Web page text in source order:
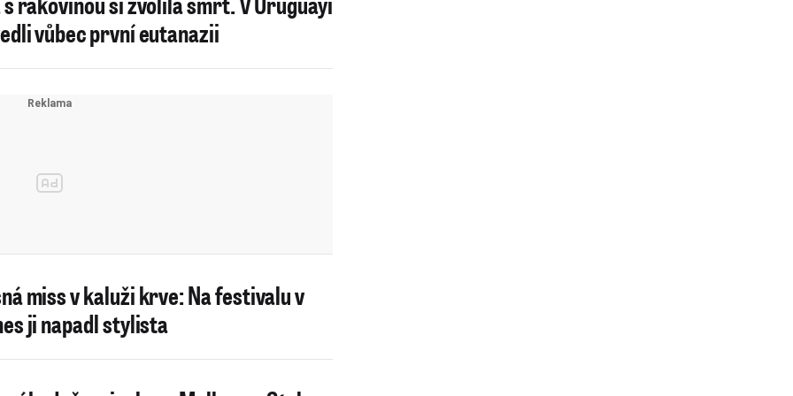
vůbec první eutanazii
miss v kaluži krve: Na festivalu v
ji napadl stylista